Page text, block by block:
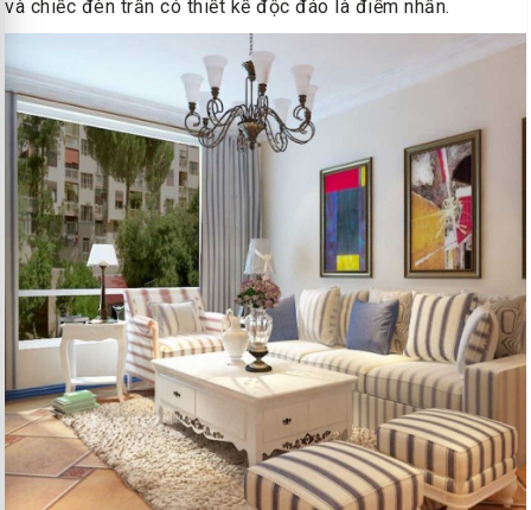
và chiếc đèn trần có thiết kế độc đáo là điểm nhấn.